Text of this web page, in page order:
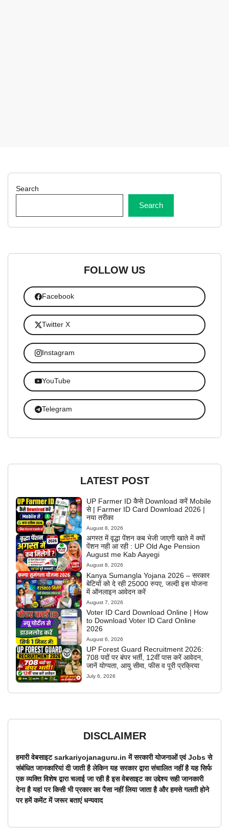
Search
Search
FOLLOW US
Facebook
Twitter X
Instagram
YouTube
Telegram
LATEST POST
UP Farmer ID कैसे Download करें Mobile
से | Farmer ID Card Download 2026 |
नया तरीका
August 8, 2026
अगस्त में वृद्धा पेंशन कब भेजी जाएगी खाते में क्यों
पेंशन नही आ रही : UP Old Age Pension
August me Kab Aayegi
August 8, 2026
Kanya Sumangla Yojana 2026 – सरकार
बेटियों को दे रही 25000 रुपए, जल्दी इस योजना
में ऑनलाइन आवेदन करें
August 7, 2026
Voter ID Card Download Online | How
to Download Voter ID Card Online
2026
August 6, 2026
UP Forest Guard Recruitment 2026:
708 पदों पर बंपर भर्ती, 12वीं पास करें आवेदन,
जानें योग्यता, आयु सीमा, फीस व पूरी प्रक्रिया
July 6, 2026
DISCLAIMER
हमारी वेबसाइट sarkariyojanaguru.in में सरकारी योजनाओं एवं Jobs से
संबंधित जानकारियां दी जाती है लेकिन यह सरकार द्वारा संचालित नहीं है यह सिर्फ
एक व्यक्ति विशेष द्वारा चलाई जा रही है इस वेबसाइट का उद्देश्य सही जानकारी
देना है यहां पर किसी भी प्रकार का पैसा नहीं लिया जाता है और हमसे गलती होने
पर हमें कमेंट में जरूर बताएं धन्यवाद